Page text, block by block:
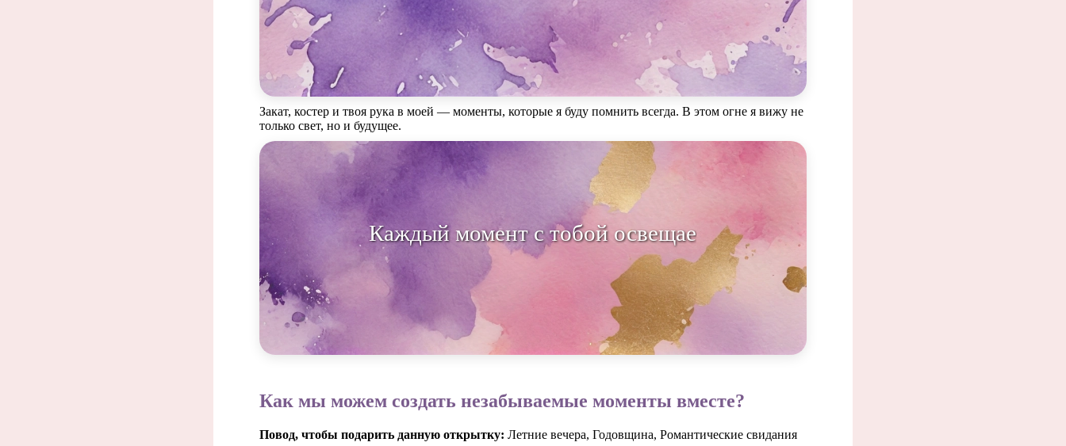
Закат, костер и твоя рука в моей — моменты, которые я буду помнить всегда. В этом огне я вижу не
только свет, но и будущее.
Каждый момент с тобой освещает мой путь.
Как мы можем создать незабываемые моменты вместе?
Повод, чтобы подарить данную открытку: Летние вечера, Годовщина, Романтические свидания